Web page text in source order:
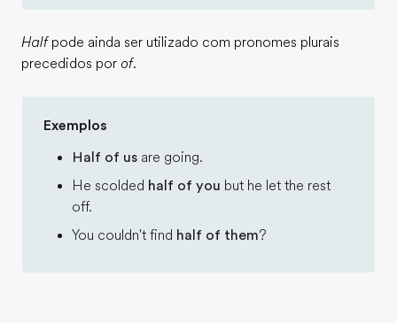
Halfpode ainda ser utilizado com pronomes plurais
precedidos por of.
Exemplos
Half of us are going.
He scolded half of you but he let the rest
off.
You couldn't find half of them?